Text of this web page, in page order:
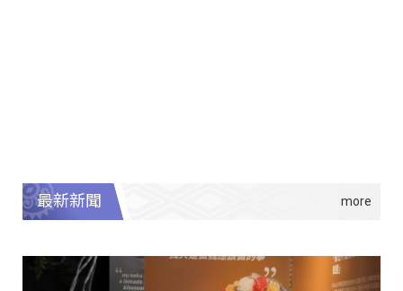
最新新聞